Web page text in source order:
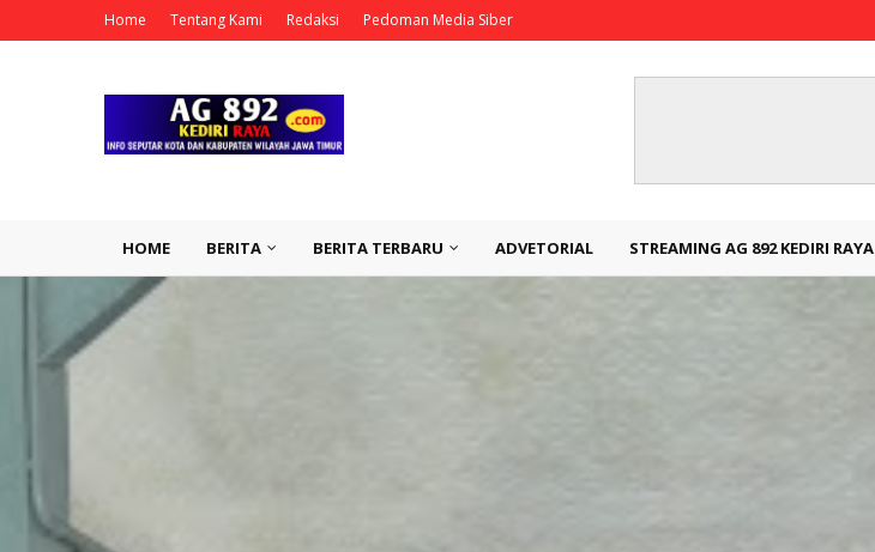
Home Tentang Kami Redaksi Pedoman Media Siber
HOME BERITA BERITA TERBARU ADVETORIAL STREAMING AG 892 KEDIRI RAYA